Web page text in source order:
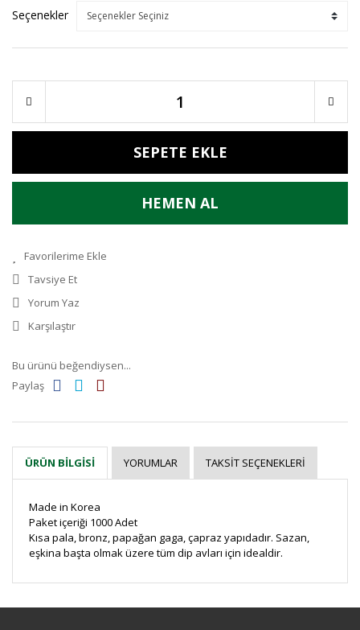
Seçenekler
SEPETE EKLE
HEMEN AL
Tavsiye Et
Yorum Yaz
Karşılaştır
Bu ürünü beğendiysen...
Paylaş
ÜRÜN BILGISI YORUMLAR TAKSIT SEÇENEKLERI
Made in Korea
Paket içeriği 1000 Adet
Kısa pala, bronz, papağan gaga, çapraz yapıdadır. Sazan,
eşkina başta olmak üzere tüm dip avları için idealdir.